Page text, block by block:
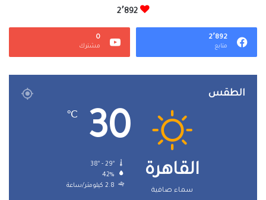
2٬892
2٬892
متابع
0
مشترك
الطقس
القاهرة
سماء صافية
30
℃
42%
2.8 كيلومتر/ساعة